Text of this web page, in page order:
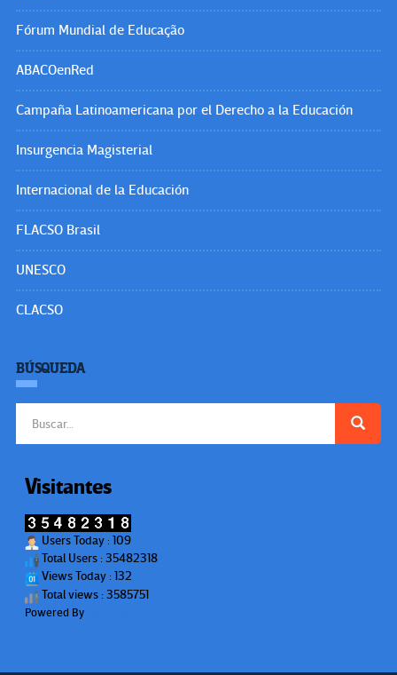
Fórum Mundial de Educação
ABACOenRed
Campaña Latinoamericana por el Derecho a la Educación
Insurgencia Magisterial
Internacional de la Educación
FLACSO Brasil
UNESCO
CLACSO
BÚSQUEDA
Visitantes
Users Today : 109
Total Users : 35482318
Views Today : 132
Total views : 3585751
Powered By